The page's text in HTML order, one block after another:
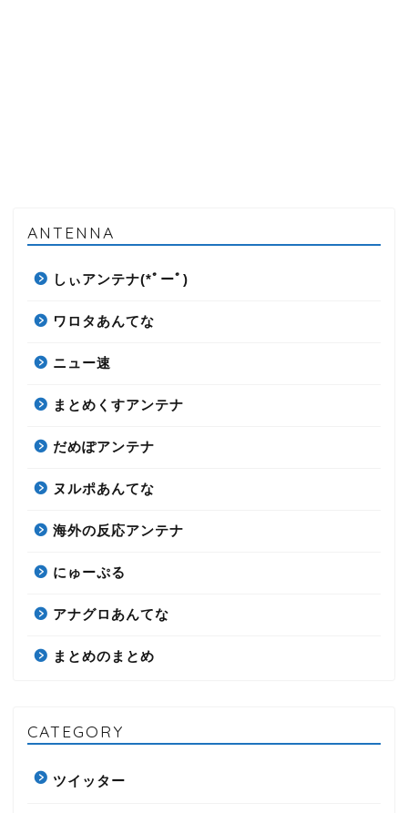
ANTENNA
しぃアンテナ(*ﾟーﾟ)
ワロタあんてな
ニュー速
まとめくすアンテナ
だめぽアンテナ
ヌルポあんてな
海外の反応アンテナ
にゅーぷる
アナグロあんてな
まとめのまとめ
CATEGORY
ツイッター